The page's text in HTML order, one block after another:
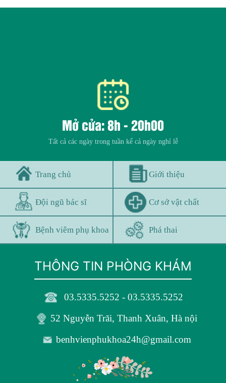
Mở cửa: 8h - 20h00
Tất cả các ngày trong tuần kể cả ngày nghỉ lễ
Trang chủ Giới thiệu
Đội ngũ bác sĩ Cơ sở vật chất
Bệnh viêm phụ khoa Phá thai
THÔNG TIN PHÒNG KHÁM
03.5335.5252 - 03.5335.5252
52 Nguyễn Trãi, Thanh Xuân, Hà nội
benhvienphukhoa24h@gmail.com